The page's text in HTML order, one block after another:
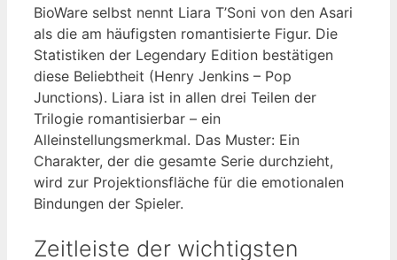
BioWare selbst nennt Liara T’Soni von den Asari
als die am häufigsten romantisierte Figur. Die
Statistiken der Legendary Edition bestätigen
diese Beliebtheit (Henry Jenkins – Pop
Junctions). Liara ist in allen drei Teilen der
Trilogie romantisierbar – ein
Alleinstellungsmerkmal. Das Muster: Ein
Charakter, der die gesamte Serie durchzieht,
wird zur Projektionsfläche für die emotionalen
Bindungen der Spieler.
Zeitleiste der wichtigsten